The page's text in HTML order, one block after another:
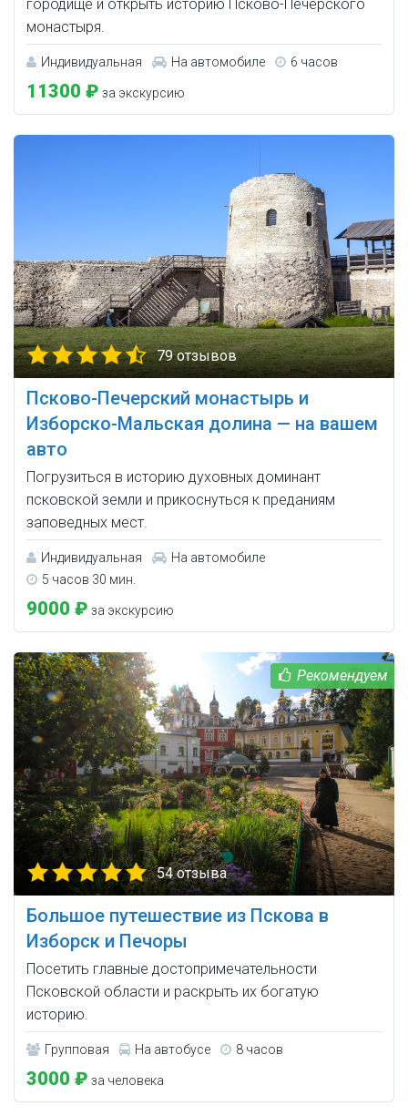
городище и открыть историю Псково-Печерского
монастыря.
Индивидуальная На автомобиле 6 часов
11300 ₽ за экскурсию
79 отзывов
Псково-Печерский монастырь и
Изборско-Мальская долина — на вашем
авто
Погрузиться в историю духовных доминант
псковской земли и прикоснуться к преданиям
заповедных мест.
Индивидуальная
На автомобиле
5 часов 30 мин.
9000 ₽ за экскурсию
54 отзыва
Большое путешествие из Пскова в
Изборск и Печоры
Посетить главные достопримечательности
Псковской области и раскрыть их богатую
историю.
Групповая На автобусе 8 часов
3000 ₽ за человека